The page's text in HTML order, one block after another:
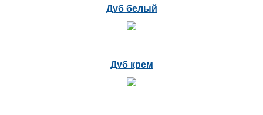
Дуб белый
Дуб крем